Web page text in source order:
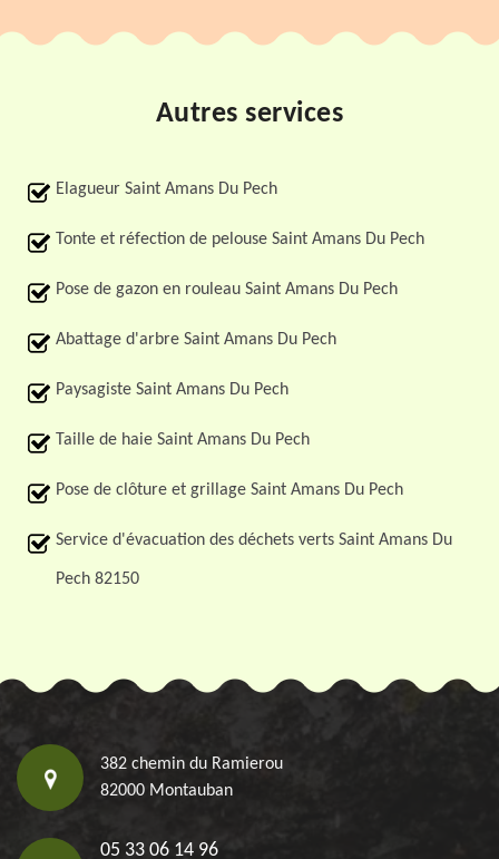
Autres services
Elagueur Saint Amans Du Pech
Tonte et réfection de pelouse Saint Amans Du Pech
Pose de gazon en rouleau Saint Amans Du Pech
Abattage d'arbre Saint Amans Du Pech
Paysagiste Saint Amans Du Pech
Taille de haie Saint Amans Du Pech
Pose de clôture et grillage Saint Amans Du Pech
Service d'évacuation des déchets verts Saint Amans Du
Pech 82150
382 chemin du Ramierou
82000 Montauban
05 33 06 14 96